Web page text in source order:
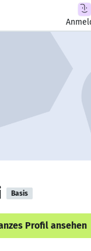
Basis
Profil ansehen